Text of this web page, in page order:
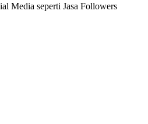
Media seperti Jasa Followers